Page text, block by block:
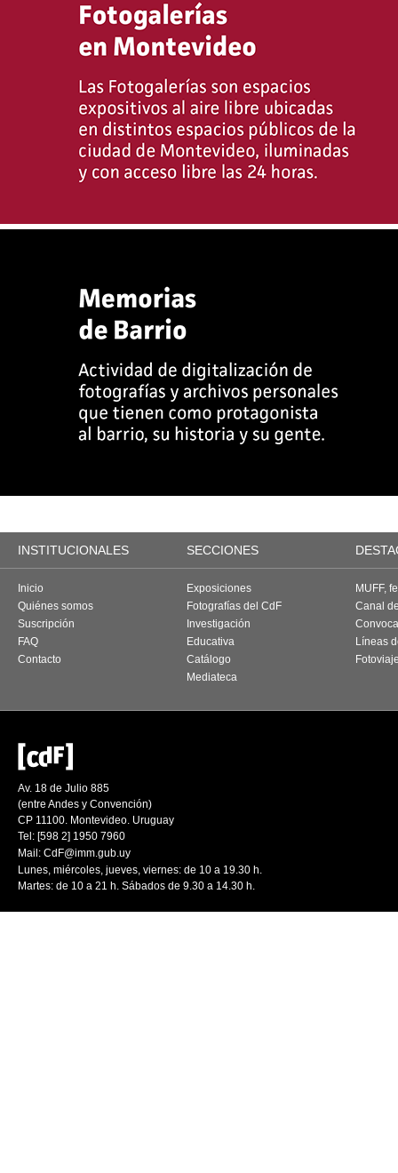
INSTITUCIONALES SECCIONES
Inicio
Quiénes somos
Suscripción
FAQ
Contacto
Exposiciones
Fotografías del CdF
Investigación
Educativa
Catálogo
Mediateca
MUFF,
Canal
Líneas
Av. 18 de Julio 885
(entre Andes y Convención)
CP 11100. Montevideo. Uruguay
Tel: [598 2] 1950 7960
Mail: CdF@imm.gub.uy
Lunes, miércoles, jueves, viernes: de 10 a 19.30 h.
Martes: de 10 a 21 h. Sábados de 9.30 a 14.30 h.